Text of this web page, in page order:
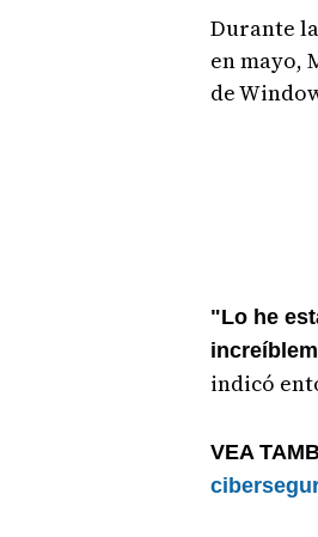
Durante
en mayo,
de
"Lo he
indicó
VEA